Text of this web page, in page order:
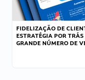
FIDELIZAÇÃO DE
ESTRATÉGIA POR
GRANDE NÚMERO DE